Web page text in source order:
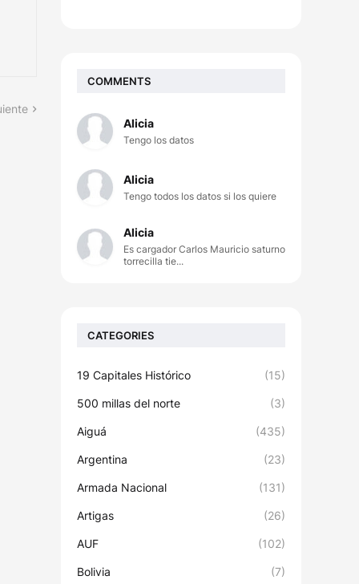
COMMENTS
Alicia
Tengo los datos
Alicia
Tengo todos los datos si los quiere
Alicia
Es cargador Carlos Mauricio saturno
torrecilla tie...
CATEGORIES
19 Capitales Histórico (15)
500 millas del norte (3)
Aiguá (435)
Argentina (23)
Armada Nacional (131)
Artigas (26)
AUF (102)
Bolivia (7)